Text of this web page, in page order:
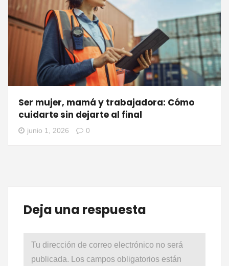
Ser mujer, mamá y trabajadora: Cómo
cuidarte sin dejarte al final
junio 1, 2026 0
Deja una respuesta
Tu dirección de correo electrónico no será
publicada.
Los campos obligatorios están